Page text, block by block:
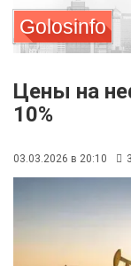
Golosinfo
Цены на
10%
03.03.2026 в 20:10